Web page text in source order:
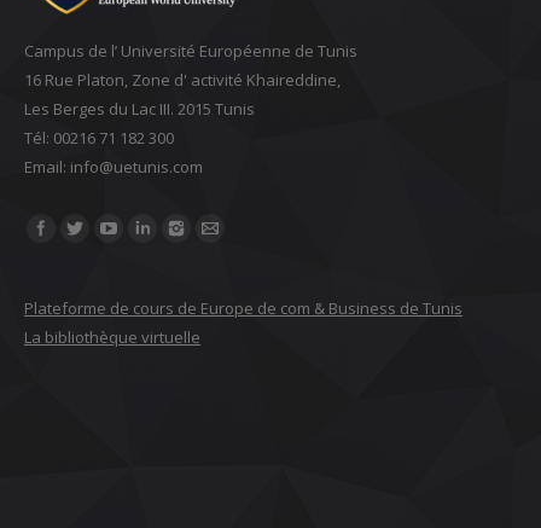
Campus de l’ Université Européenne de Tunis
16 Rue Platon, Zone d' activité Khaireddine,
Les Berges du Lac III. 2015 Tunis
Tél: 00216 71 182 300
Email: ‎info@uetunis.com
Find us on:
Plateforme de cours de Europe de com & Business de Tunis
La bibliothèque virtuelle